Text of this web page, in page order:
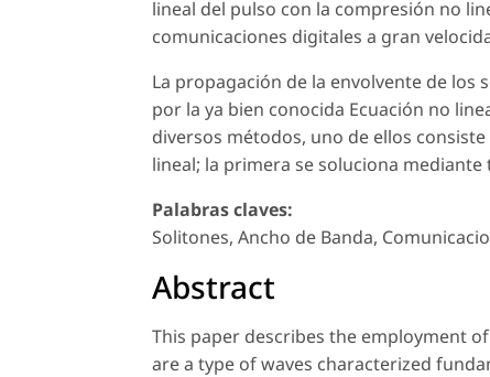
lineal del pulso con la compresión no
comunicaciones digitales a gran
La propagación de la envolvente de los
por la ya bien conocida Ecuación no
diversos métodos, uno de ellos
lineal; la primera se soluciona
Palabras claves:
Solitones, Ancho de Banda,
Abstract
This paper describes the employment
are a type of waves characterized